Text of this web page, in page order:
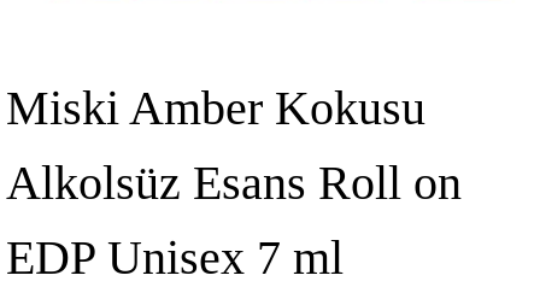
Miski Amber Kokusu
Alkolsüz Esans Roll on
EDP Unisex 7 ml